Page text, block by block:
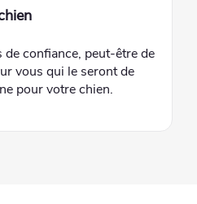
confiance, peut-être de
vous qui le seront de
pour votre chien.